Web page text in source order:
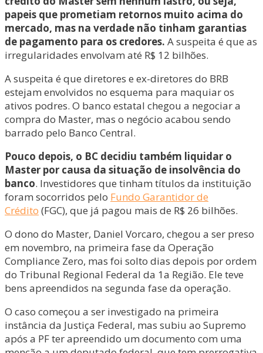
papeis que prometiam retornos muito acima do
mercado, mas na verdade não tinham garantias
de pagamento para os credores. A suspeita é que as
irregularidades envolvam até R$ 12 bilhões.
A suspeita é que diretores e ex-diretores do BRB
estejam envolvidos no esquema para maquiar os
ativos podres. O banco estatal chegou a negociar a
compra do Master, mas o negócio acabou sendo
barrado pelo Banco Central.
Pouco depois, o BC decidiu também liquidar o
Master por causa da situação de insolvência do
banco. Investidores que tinham títulos da instituição
foram socorridos pelo Fundo Garantidor de
Crédito (FGC), que já pagou mais de R$ 26 bilhões.
O dono do Master, Daniel Vorcaro, chegou a ser preso
em novembro, na primeira fase da Operação
Compliance Zero, mas foi solto dias depois por ordem
do Tribunal Regional Federal da 1a Região. Ele teve
bens apreendidos na segunda fase da operação.
O caso começou a ser investigado na primeira
instância da Justiça Federal, mas subiu ao Supremo
após a PF ter apreendido um documento com uma